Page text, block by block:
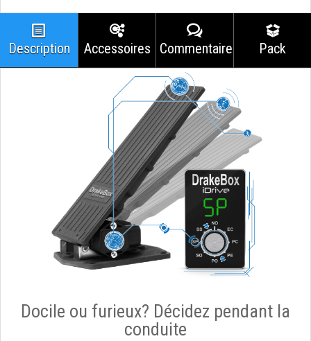
Description Accessoires Commentaires Pack
Docile ou furieux? Décidez pendant la
conduite